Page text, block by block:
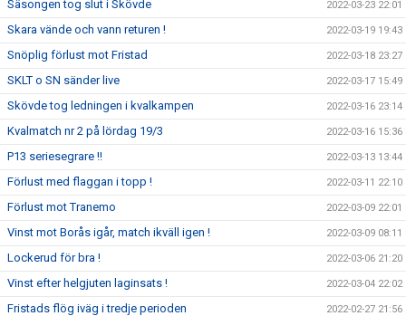
Säsongen tog slut i Skövde 2022-03-23 22:01
Skara vände och vann returen ! 2022-03-19 19:43
Snöplig förlust mot Fristad 2022-03-18 23:27
SKLT o SN sänder live 2022-03-17 15:49
Skövde tog ledningen i kvalkampen 2022-03-16 23:14
Kvalmatch nr 2 på lördag 19/3 2022-03-16 15:36
P13 seriesegrare !! 2022-03-13 13:44
Förlust med flaggan i topp ! 2022-03-11 22:10
Förlust mot Tranemo 2022-03-09 22:01
Vinst mot Borås igår, match ikväll igen ! 2022-03-09 08:11
Lockerud för bra ! 2022-03-06 21:20
Vinst efter helgjuten laginsats ! 2022-03-04 22:02
Fristads flög iväg i tredje perioden 2022-02-27 21:56